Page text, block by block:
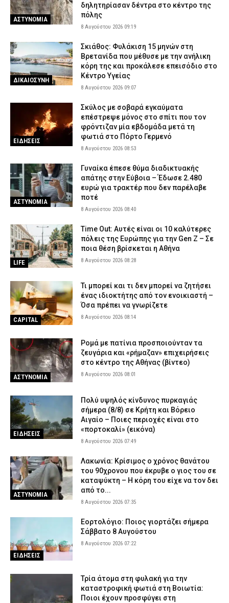
ΑΣΤΥΝΟΜΙΑ
δηλητηρίασαν δέντρα στο κέντρο της
πόλης
8 Αυγούστου 2026 09:19
ΔΙΚΑΙΟΣΥΝΗ
Σκιάθος: Φυλάκιση 15 μηνών στη
Βρετανίδα που μέθυσε με την ανήλικη
κόρη της και προκάλεσε επεισόδιο στο
Κέντρο Υγείας
8 Αυγούστου 2026 09:07
ΕΙΔΗΣΕΙΣ
Σκύλος με σοβαρά εγκαύματα
επέστρεψε μόνος στο σπίτι που τον
φρόντιζαν μία εβδομάδα μετά τη
φωτιά στο Πόρτο Γερμενό
8 Αυγούστου 2026 08:53
ΑΣΤΥΝΟΜΙΑ
Γυναίκα έπεσε θύμα διαδικτυακής
απάτης στην Εύβοια – Έδωσε 2.480
ευρώ για τρακτέρ που δεν παρέλαβε
ποτέ
8 Αυγούστου 2026 08:40
LIFE
Time Out: Αυτές είναι οι 10 καλύτερες
πόλεις της Ευρώπης για την Gen Z – Σε
ποια θέση βρίσκεται η Αθήνα
8 Αυγούστου 2026 08:28
CAPITAL
Τι μπορεί και τι δεν μπορεί να ζητήσει
ένας ιδιοκτήτης από τον ενοικιαστή –
Όσα πρέπει να γνωρίζετε
8 Αυγούστου 2026 08:14
ΑΣΤΥΝΟΜΙΑ
Ρομά με πατίνια προσποιούνταν τα
ζευγάρια και «ρήμαζαν» επιχειρήσεις
στο κέντρο της Αθήνας (βίντεο)
8 Αυγούστου 2026 08:01
ΕΙΔΗΣΕΙΣ
Πολύ υψηλός κίνδυνος πυρκαγιάς
σήμερα (8/8) σε Κρήτη και Βόρειο
Αιγαίο – Ποιες περιοχές είναι στο
«πορτοκαλί» (εικόνα)
8 Αυγούστου 2026 07:49
ΑΣΤΥΝΟΜΙΑ
Λακωνία: Κρίσιμος ο χρόνος θανάτου
του 90χρονου που έκρυβε ο γιος του σε
καταψύκτη – Η κόρη του είχε να τον δει
από το...
8 Αυγούστου 2026 07:35
ΕΙΔΗΣΕΙΣ
Εορτολόγιο: Ποιος γιορτάζει σήμερα
Σάββατο 8 Αυγούστου
8 Αυγούστου 2026 07:22
Τρία άτομα στη φυλακή για την
καταστροφική φωτιά στη Βοιωτία:
Ποιοι έχουν προσφύγει στη